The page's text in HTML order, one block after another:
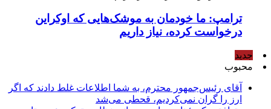
ترامپ: ما خودمان به موشک‌هایی که اوکراین
درخواست کرده، نیاز داریم
جدید
محبوب
آقای رئیس‌جمهور محترم، به شما اطلاعات غلط دادند که اگر
ارز را گران نمی‌کردیم، قحطی می‌شد